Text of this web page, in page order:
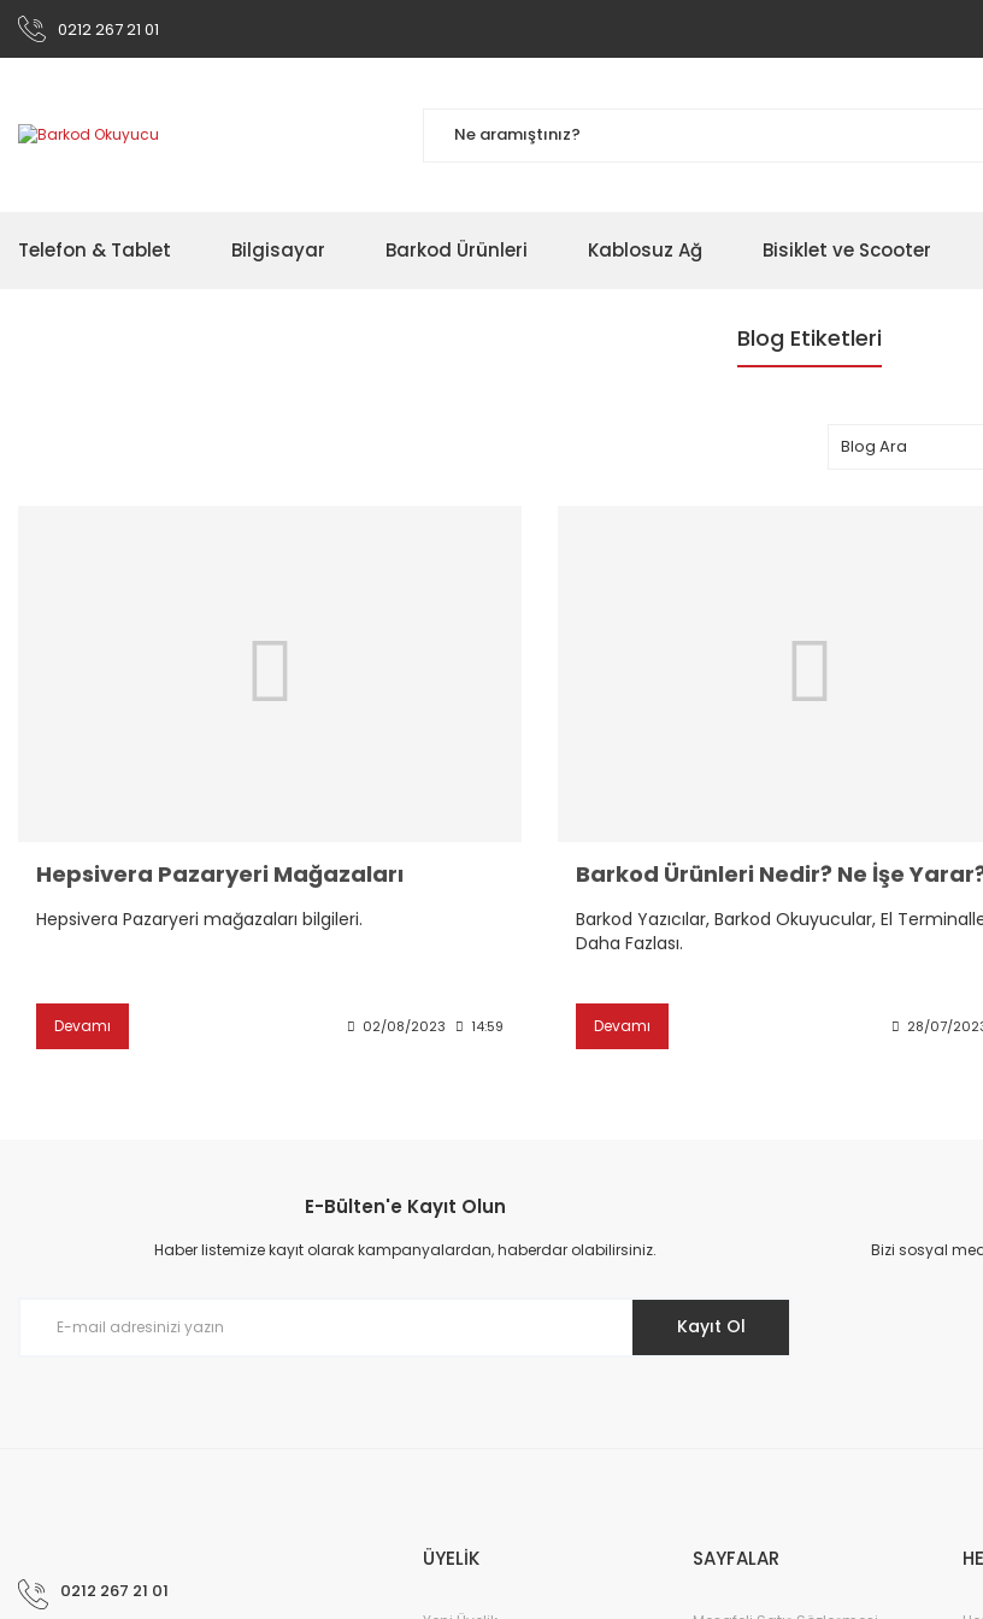
0212 267 21 01
Telefon & Tablet Bilgisayar Barkod Ürünleri Kablosuz Ağ Bisiklet ve Scooter
Blog Etiketleri
Hepsivera Pazaryeri Mağazaları
Hepsivera Pazaryeri mağazaları bilgileri.
Devamı 02/08/2023 14:59
Barkod Ürünleri Nedir? Ne İşe
Barkod Yazıcılar, Barkod Okuyucular, El
Daha Fazlası.
Devamı 28/07/
E-Bülten'e Kayıt Olun
Haber listemize kayıt olarak kampanyalardan, haberdar olabilirsiniz.
Kayıt Ol
Bizi sosyal
0212 267 21 01
ÜYELİK SAYFALAR